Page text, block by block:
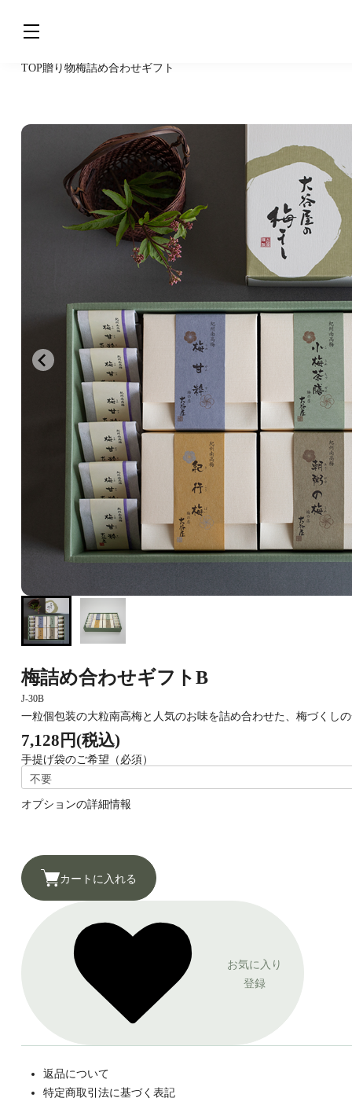
TOP贈り物梅詰め合わせギフト
梅詰め合わせギフトB
J-30B
一粒個包装の大粒南高梅と人気のお味を詰め合わせた、梅づく
7,128円(税込)
手提げ袋のご希望（必須）
オプションの詳細情報
カートに入れる
お気に入り
登録
返品について
特定商取引法に基づく表記